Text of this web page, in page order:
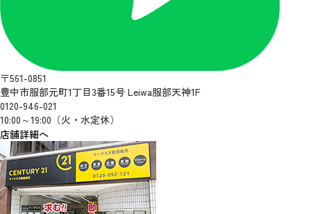
〒561-0851
豊中市服部元町1丁目3番15号 Leiwa服部天神1F
0120-946-021
10:00～19:00（火・水定休）
店舗詳細へ